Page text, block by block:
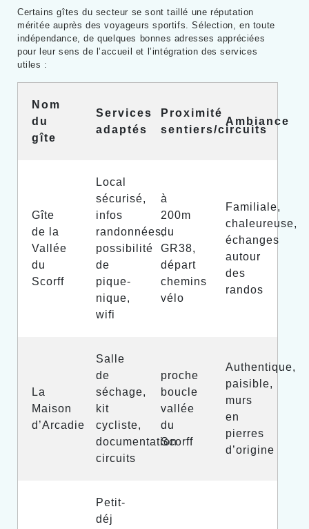
Certains gîtes du secteur se sont taillé une réputation
méritée auprès des voyageurs sportifs. Sélection, en toute
indépendance, de quelques bonnes adresses appréciées
pour leur sens de l’accueil et l’intégration des services
utiles :
Nom
du
gîte
Services
adaptés
Proximité
sentiers/circuits
Ambiance
Gîte
de la
Vallée
du
Scorff
Local
sécurisé,
infos
randonnées,
possibilité
de
pique-
nique,
wifi
à
200m
du
GR38,
départ
chemins
vélo
Familiale,
chaleureuse,
échanges
autour
des
randos
La
Maison
d’Arcadie
Salle
de
séchage,
kit
cycliste,
documentation
circuits
proche
boucle
vallée
du
Scorff
Authentique,
paisible,
murs
en
pierres
d’origine
Petit-
déj